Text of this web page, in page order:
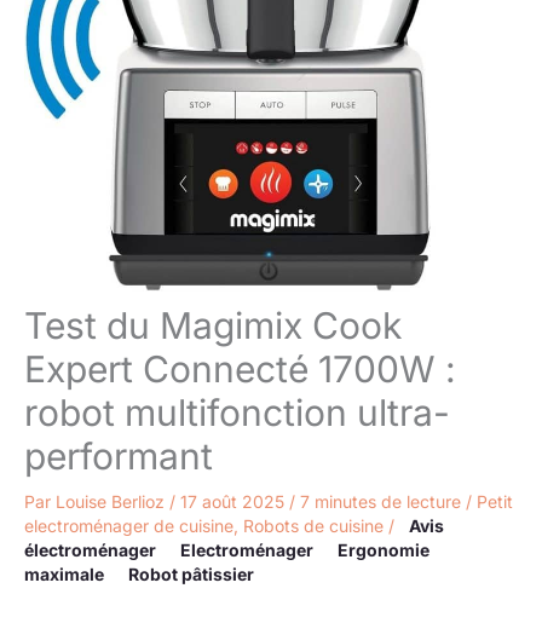
Test du Magimix Cook
Expert Connecté 1700W :
robot multifonction ultra-
performant
Par Louise Berlioz / 17 août 2025 / 7 minutes de lecture / Petit
electroménager de cuisine Robots de cuisine /
Avis
électroménager
Electroménager
Ergonomie
maximale
Robot pâtissier